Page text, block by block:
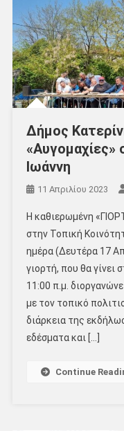
Δήμος
«Αυγομαχίες»
Ιωάννη
11 Απριλίου 2023
Η καθιερωμένη
στην Τοπική
ημέρα (Δευτέρα 17
γιορτή, που θα γίνει
11:00 π.μ.
με τον τοπικό
διάρκεια της
εδέσματα και […]
Continue